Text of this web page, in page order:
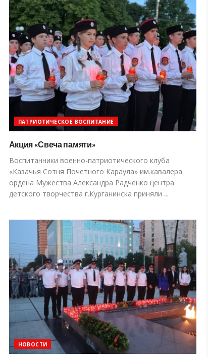
ПАТРИОТИЧЕСКОЕ ВОСПИТАНИЕ
Акция «Свеча памяти»
Воспитанники военно-патриотического клуба
«Казачья Сотня Почетного Караула» им.кавалера
ордена Мужества Александра Радченко центра
детского творчества г.Курганинска приняли ...
НОВОСТИ